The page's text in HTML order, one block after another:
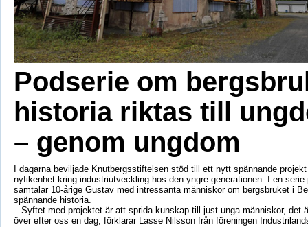
Podserie om
historia riktas till
– genom ungdom
I dagarna beviljade Knutbergsstiftelsen stöd till ett nytt spännande
nyfikenhet kring industriutveckling hos den yngre generationen. I en serie
samtalar 10-årige Gustav med intressanta människor om bergsbruket i
spännande historia.
– Syftet med projektet är att sprida kunskap till just unga människor, det
över efter oss en dag, förklarar Lasse Nilsson från föreningen